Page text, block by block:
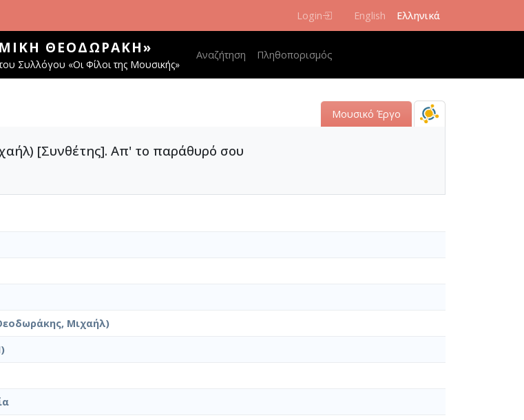
Login English Ελληνικά
ΘΕΟΔΩΡΆΚΗ»
Συλλόγου «Οι Φίλοι της Μουσικής»
Main navigation
Αναζήτηση Πληθοπορισμός
Μουσικό Έργο
[Συνθέτης]. Απ' το παράθυρό σου
Μιχαήλ)